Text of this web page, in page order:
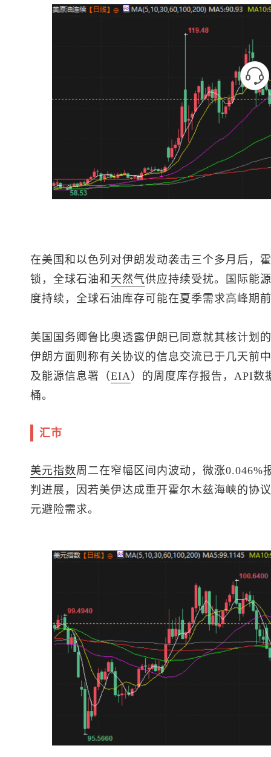
在美国和以色列对伊朗发动袭击三个多月后，
锁，全球石油和 天然气供应持续受扰。国际能
度持续，全球石油库存可能在夏季需求高峰期
美国国务卿鲁比奥透露伊朗已同意就其核计划
伊朗方面则称有关协议的信息交流已于几天前
及能源信息署（EIA）的周度库存报告，API数
桶。
汇市
美元指数周二在窄幅区间内波动，微涨0.046%
判进展，因若美伊达成重开霍尔木兹海峡的协
元避险需求。